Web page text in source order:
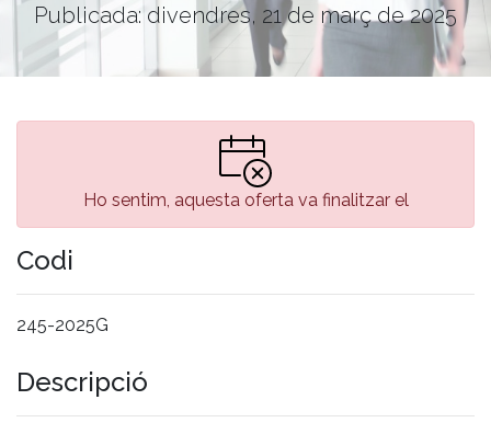
Publicada: divendres, 21 de març de 2025
Ho sentim, aquesta oferta va finalitzar el
Codi
245-2025G
Descripció